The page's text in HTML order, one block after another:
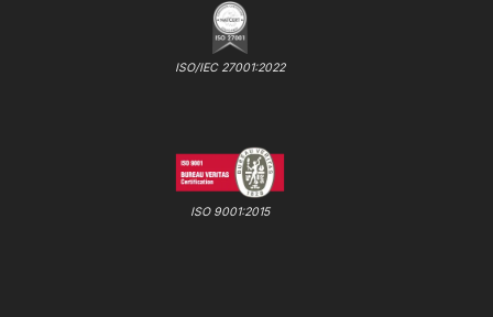
ISO/IEC 27001:2022
ISO 9001:2015